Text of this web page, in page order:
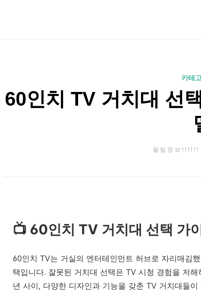
카테
60인치 TV 거치대 선
꿀 팁 정 보 ! ! ! ! ! !
📺 60인치 TV 거치대 선택 가
60인치 TV는 거실의 엔터테인먼트 허브로 자리매김
택입니다. 잘못된 거치대 선택은 TV 시청 경험을 저
년 사이, 다양한 디자인과 기능을 갖춘 TV 거치대들